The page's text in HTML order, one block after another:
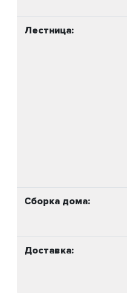
Лестница:
Сборка дома:
Доставка: